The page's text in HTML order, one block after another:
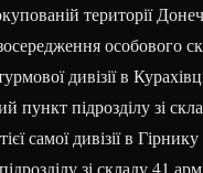
території
особового
дивізії в
пункт підрозділу зі
самої дивізії в
зі складу 41